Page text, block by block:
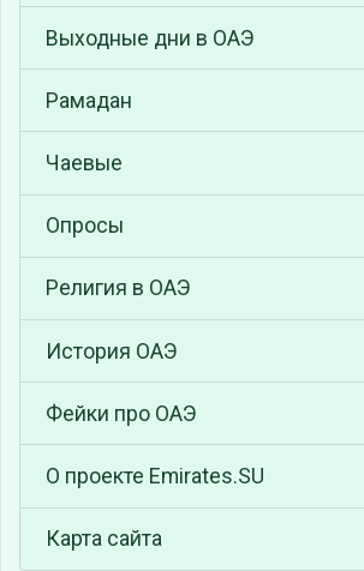
Выходные дни в ОАЭ
Рамадан
Чаевые
Опросы
Религия в ОАЭ
История ОАЭ
Фейки про ОАЭ
О проекте Emirates.SU
Карта сайта